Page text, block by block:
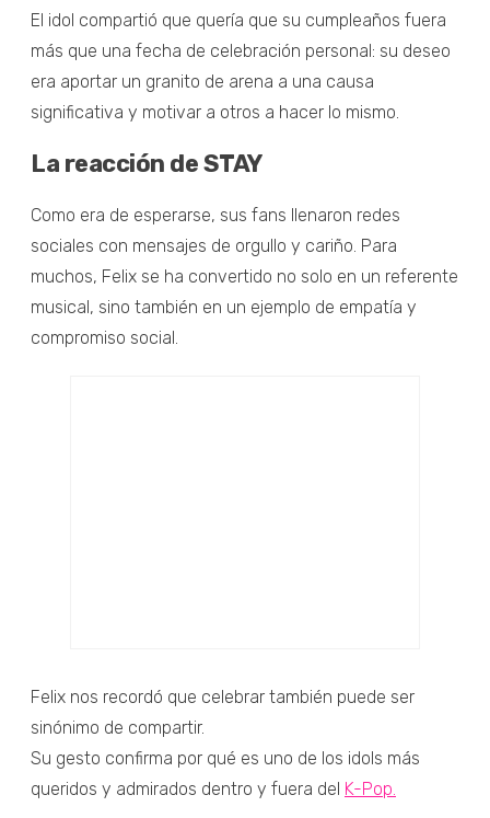
El idol compartió que quería que su cumpleaños fuera
más que una fecha de celebración personal: su deseo
era aportar un granito de arena a una causa
significativa y motivar a otros a hacer lo mismo.
La reacción de STAY
Como era de esperarse, sus fans llenaron redes
sociales con mensajes de orgullo y cariño. Para
muchos, Felix se ha convertido no solo en un referente
musical, sino también en un ejemplo de empatía y
compromiso social.
Felix nos recordó que celebrar también puede ser
sinónimo de compartir.
Su gesto confirma por qué es uno de los idols más
queridos y admirados dentro y fuera del K-Pop.